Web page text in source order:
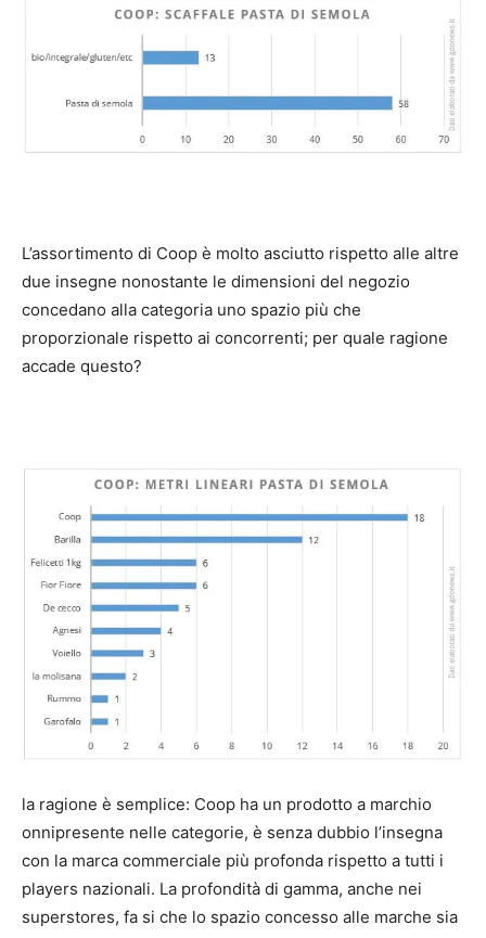
L’assortimento di Coop è molto asciutto rispetto alle altre
due insegne nonostante le dimensioni del negozio
concedano alla categoria uno spazio più che
proporzionale rispetto ai concorrenti; per quale ragione
accade questo?
la ragione è semplice: Coop ha un prodotto a marchio
onnipresente nelle categorie, è senza dubbio l’insegna
con la marca commerciale più profonda rispetto a tutti i
players nazionali. La profondità di gamma, anche nei
superstores, fa si che lo spazio concesso alle marche sia